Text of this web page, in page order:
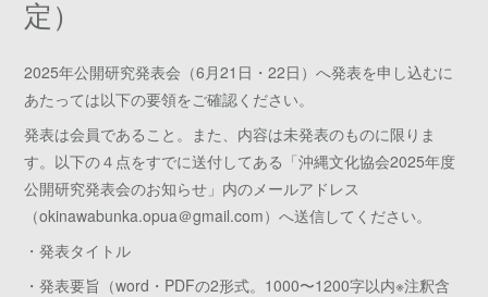
定）
2025年公開研究発表会（6月21日・22日）へ発表を申し込むに
あたっては以下の要領をご確認ください。
発表は会員であること。また、内容は未発表のものに限りま
す。以下の４点をすでに送付してある「沖縄文化協会2025年度
公開研究発表会のお知らせ」内のメールアドレス
（okinawabunka.opua＠gmail.com）へ送信してください。
・発表タイトル
・発表要旨（word・PDFの2形式。1000〜1200字以内※注釈含